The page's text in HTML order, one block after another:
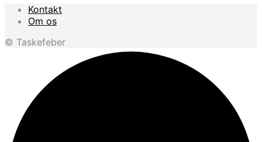
Kontakt
Om os
© Taskefeber